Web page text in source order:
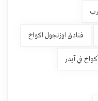
فنادق اوزنجول اكواخ
في آيدر